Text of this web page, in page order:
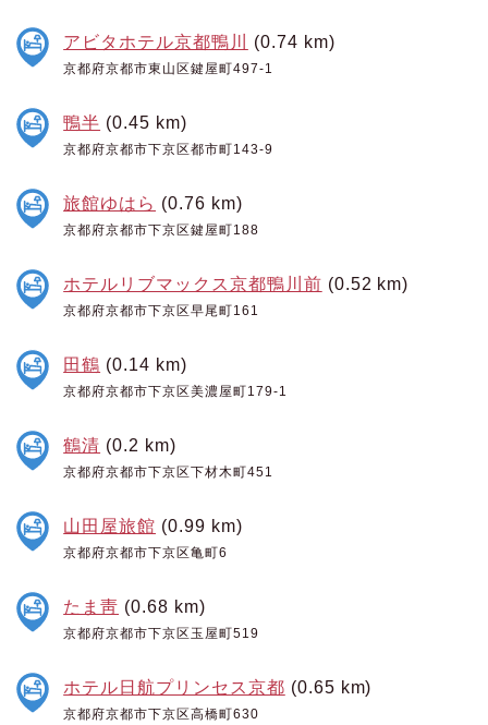
アビタホテル京都鴨川 (0.74 km)
京都府京都市東山区鍵屋町497-1
鴨半 (0.45 km)
京都府京都市下京区都市町143-9
旅館ゆはら (0.76 km)
京都府京都市下京区鍵屋町188
ホテルリブマックス京都鴨川前 (0.52 km)
京都府京都市下京区早尾町161
田鶴 (0.14 km)
京都府京都市下京区美濃屋町179-1
鶴清 (0.2 km)
京都府京都市下京区下材木町451
山田屋旅館 (0.99 km)
京都府京都市下京区亀町6
たま靑 (0.68 km)
京都府京都市下京区玉屋町519
ホテル日航プリンセス京都 (0.65 km)
京都府京都市下京区高橋町630